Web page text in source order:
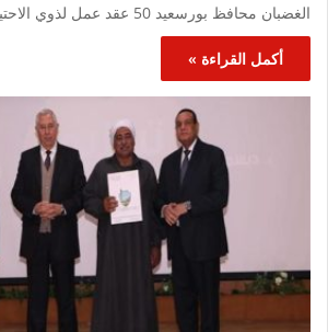
الغضبان محافظ بورسعيد 50 عقد عمل لذوي الاحتياجات…
أكمل القراءة »